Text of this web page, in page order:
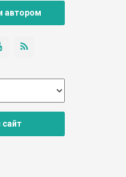
автором
сайт